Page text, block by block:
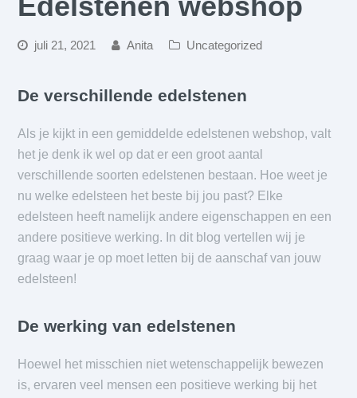
juli 21, 2021 Anita Uncategorized
De verschillende edelstenen
Als je kijkt in een gemiddelde edelstenen webshop, valt
het je denk ik wel op dat er een groot aantal
verschillende soorten edelstenen bestaan. Hoe weet je
nu welke edelsteen het beste bij jou past? Elke
edelsteen heeft namelijk andere eigenschappen en een
andere positieve werking. In dit blog vertellen wij je
graag waar je op moet letten bij de aanschaf van jouw
edelsteen!
De werking van edelstenen
Hoewel het misschien niet wetenschappelijk bewezen
is, ervaren veel mensen een positieve werking bij het